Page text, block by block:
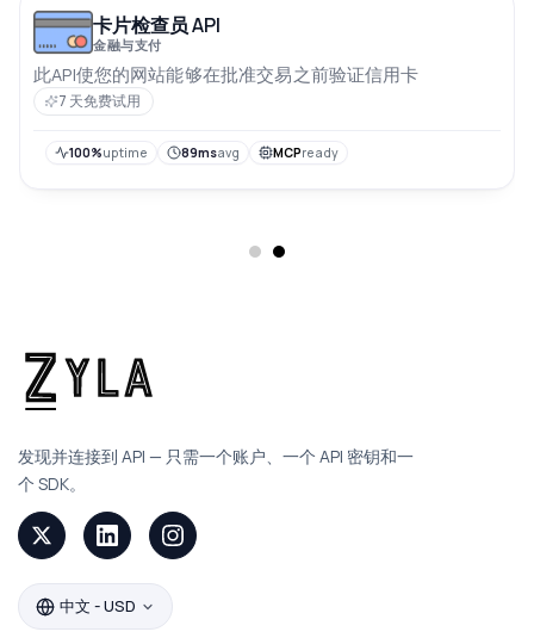
卡片检查员 API
金融与支付
此API使您的网站能够在批准交易之前验证信用卡
7 天免费试用
100%uptime 89msavg MCPready
发现并连接到 API — 只需一个账户、一个 API 密钥和一
个 SDK。
中文 - USD